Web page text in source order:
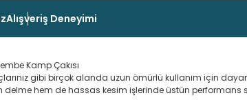
Alışveriş Deneyimi
Kamp Çakısı
gibi birçok alanda uzun ömürlü kullanım için
delme hem de hassas kesim işlerinde üstün